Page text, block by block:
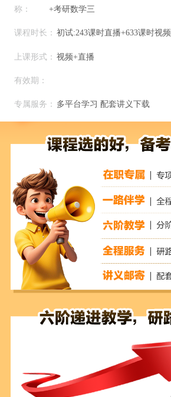
称：
+考研数学三
课程时长： 初试:243课时直播+633课时视频
上课形式： 视频+直播
有效期：
专属服务： 多平台学习 配套讲义下载